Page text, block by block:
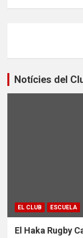
Notícies del
EL CLUB ESCUELA
El Haka Rugby